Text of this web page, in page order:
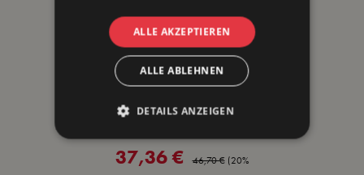
AKTION Bier & BBQ
Verkaufspreis:
37,36 € Regulärer Preis:
46,70 € (20%
ALLE AKZEPTIEREN
ALLE ABLEHNEN
DETAILS ANZEIGEN